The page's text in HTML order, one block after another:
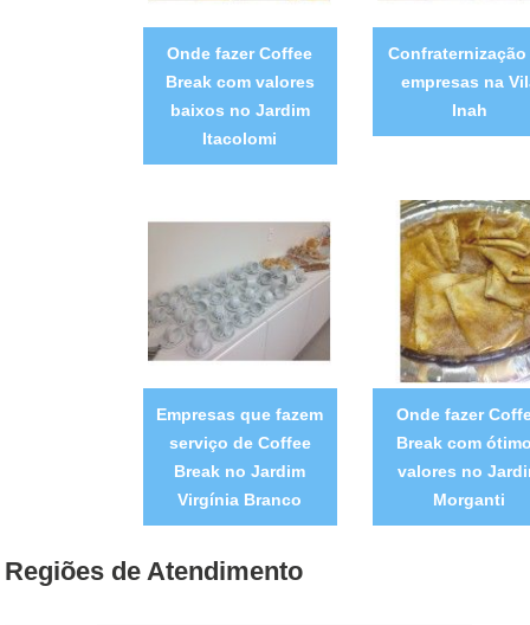
Onde fazer Coffee
Break com valores
baixos no Jardim
Itacolomi
Confraternização
empresas na
Inah
Empresas que fazem
serviço de Coffee
Break no Jardim
Virgínia Branco
Onde fazer
Break com
valores no
Morganti
Regiões de Atendimento